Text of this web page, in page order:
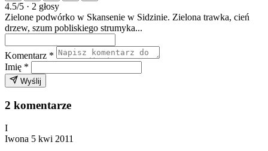
4.5/5 · 2 głosy
Zielone podwórko w Skansenie w Sidzinie. Zielona trawka, cień
drzew, szum pobliskiego strumyka...
Komentarz *
Imię *
Wyślij
2 komentarze
I
Iwona 5 kwi 2011